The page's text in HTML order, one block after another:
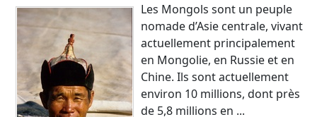
Les Mongols sont un peuple
nomade d’Asie centrale, vivant
actuellement principalement
en Mongolie, en Russie et en
Chine. Ils sont actuellement
environ 10 millions, dont près
de 5,8 millions en ...